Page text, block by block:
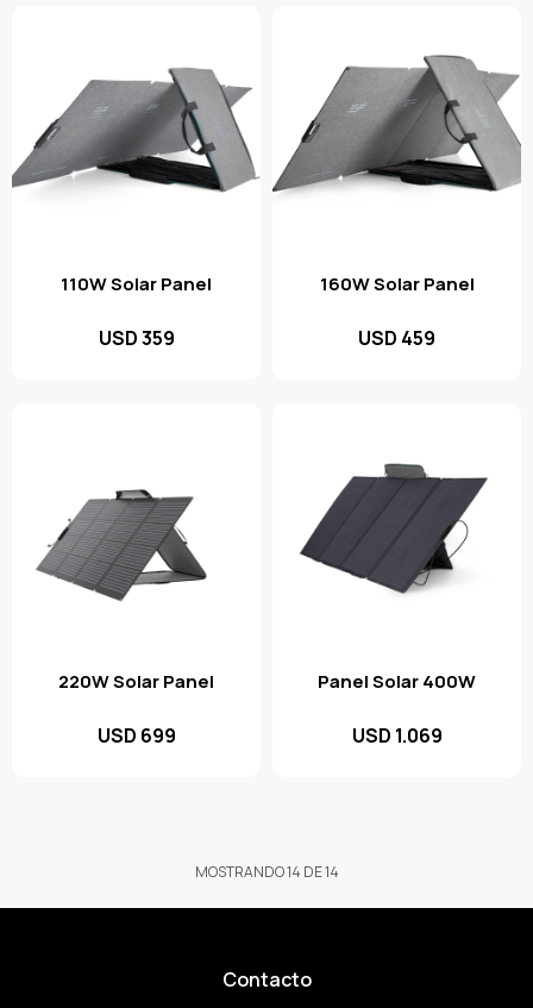
110W Solar Panel
USD359
160W Solar Panel
USD 459
220W Solar Panel
USD 699
Panel Solar 400W
USD 1.069
MOSTRANDO14 DE14
Contacto